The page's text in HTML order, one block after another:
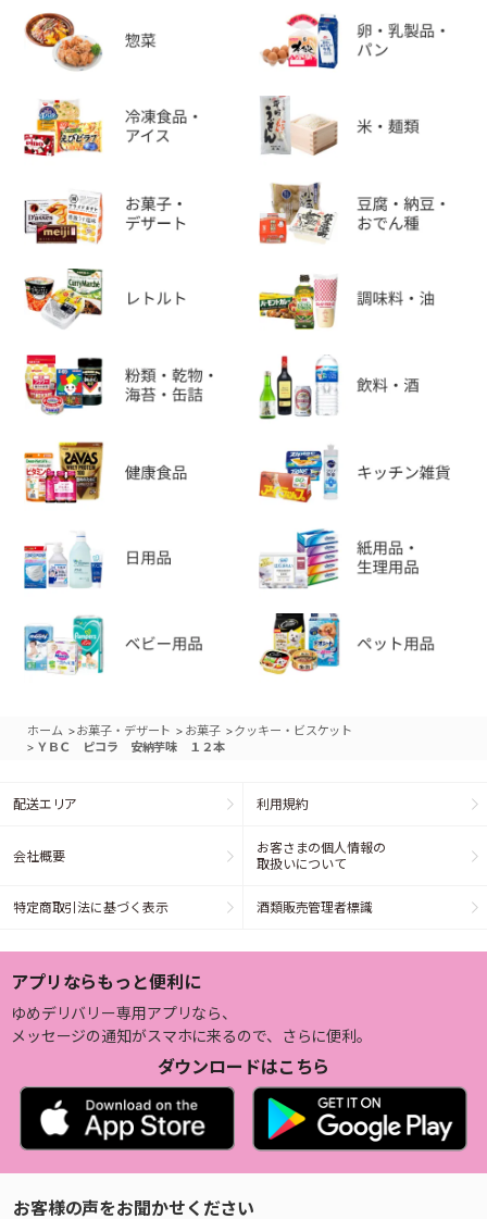
ホーム >お菓子・デザート > お菓子 >クッキー・ビスケット
> ＹＢＣ ピコラ 安納芋味 １２本
配送エリア 利用規約
会社概要
お客さまの個人情報の
取扱いについて
特定商取引法に基づく表示 酒類販売管理者標識
アプリならもっと便利に
ゆめデリバリー専用アプリなら、
メッセージの通知がスマホに来るので、さらに便利。
ダウンロードはこちら
お客様の声をお聞かせください